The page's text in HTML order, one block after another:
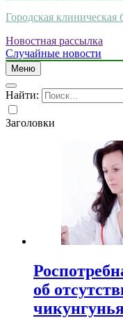
Городская клиническая
Новостная рассылка
Случайные новости
Меню
Найти:
Заголовки
об